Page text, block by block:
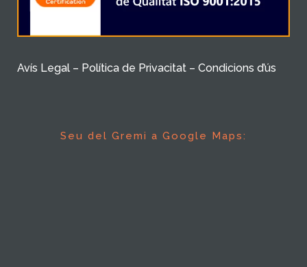
Avís Legal – Política de Privacitat – Condicions d’ús
Seu del Gremi a Google Maps: